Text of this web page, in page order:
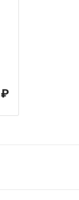
₽